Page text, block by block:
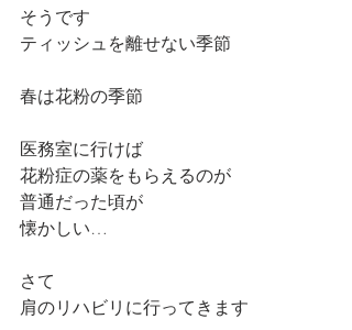
そうです
ティッシュを離せない季節
春は花粉の季節
医務室に行けば
花粉症の薬をもらえるのが
普通だった頃が
懐かしい…
さて
肩のリハビリに行ってきます